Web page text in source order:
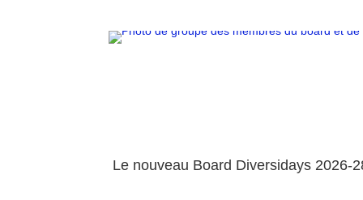
Le nouveau Board Diversidays 2026-